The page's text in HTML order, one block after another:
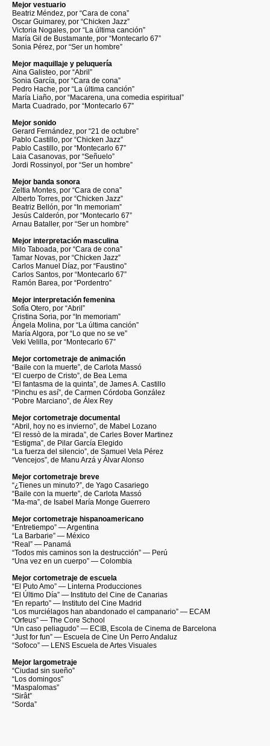
Mejor vestuario
Beatriz Méndez, por “Cara de cona”
Oscar Guimarey, por “Chicken Jazz”
Victoria Nogales, por “La última canción”
María Gil de Bustamante, por “Montecarlo 67”
Sonia Pérez, por “Ser un hombre”
Mejor maquillaje y peluquería
Aina Galisteo, por “Abril”
Sonia García, por “Cara de cona”
Pedro Hache, por “La última canción”
María Liaño, por “Macarena, una comedia espiritual”
Marta Cuadrado, por “Montecarlo 67”
Mejor sonido
Gerard Fernández, por “21 de octubre”
Pablo Castillo, por “Chicken Jazz”
Pablo Castillo, por “Montecarlo 67”
Laia Casanovas, por “Señuelo”
Jordi Rossinyol, por “Ser un hombre”
Mejor banda sonora
Zeltia Montes, por “Cara de cona”
Alberto Torres, por “Chicken Jazz”
Beatriz Bellón, por “In memoriam”
Jesús Calderón, por “Montecarlo 67”
Arnau Bataller, por “Ser un hombre”
Mejor interpretación masculina
Milo Taboada, por “Cara de cona”
Tamar Novas, por “Chicken Jazz”
Carlos Manuel Díaz, por “Faustino”
Carlos Santos, por “Montecarlo 67”
Ramón Barea, por “Pordentro”
Mejor interpretación femenina
Sofía Otero, por “Abril”
Cristina Soria, por “In memoriam”
Ángela Molina, por “La última canción”
María Algora, por “Lo que no se ve”
Veki Velilla, por “Montecarlo 67”
Mejor cortometraje de animación
“Baile con la muerte”, de Carlota Massó
“El cuerpo de Cristo”, de Bea Lema
“El fantasma de la quinta”, de James A. Castillo
“Pinchu es así”, de Carmen Córdoba González
“Pobre Marciano”, de Álex Rey
Mejor cortometraje documental
“Abril, hoy no es invierno”, de Mabel Lozano
“El ressò de la mirada”, de Carles Bover Martinez
“Estigma”, de Pilar García Elegido
“La fuerza del silencio”, de Samuel Vela Pérez
“Vencejos”, de Manu Arzá y Álvar Alonso
Mejor cortometraje breve
“¿Tienes un minuto?”, de Yago Casariego
“Baile con la muerte”, de Carlota Massó
“Ma-ma”, de Isabel María Monge Guerrero
Mejor cortometraje hispanoamericano
“Entretiempo” — Argentina
“La Barbarie” — México
“Real” — Panamá
“Todos mis caminos son la destrucción” — Perú
“Una vez en un cuerpo” — Colombia
Mejor cortometraje de escuela
“El Puto Amo” — Linterna Producciones
“El Último Día” — Instituto del Cine de Canarias
“En reparto” — Instituto del Cine Madrid
“Los murciélagos han abandonado el campanario” — ECAM
“Orfeus” — The Core School
“Un caso peliagudo” — ECIB, Escola de Cinema de Barcelona
“Just for fun” — Escuela de Cine Un Perro Andaluz
“Sofoco” — LENS Escuela de Artes Visuales
Mejor largometraje
“Ciudad sin sueño”
“Los domingos”
“Maspalomas”
“Sirât”
“Sorda”